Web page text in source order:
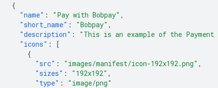
{
"name" : "Pay with Bobpay" ,
"short_name" : "Bobpay" ,
"description" :
"This is an example of the
"icons" :
[
{
"src" : "images/manifest/icon-192x192.png" ,
"sizes" : "192x192" ,
"type" :
"image/png"